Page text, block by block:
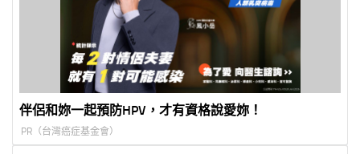
伴侶和妳一起預防HPV，才有資格說愛妳！
PR（台灣癌症基金會）